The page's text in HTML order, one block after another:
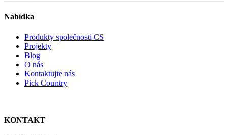
Nabídka
Produkty společnosti CS
Projekty
Blog
O nás
Kontaktujte nás
Pick Country
KONTAKT